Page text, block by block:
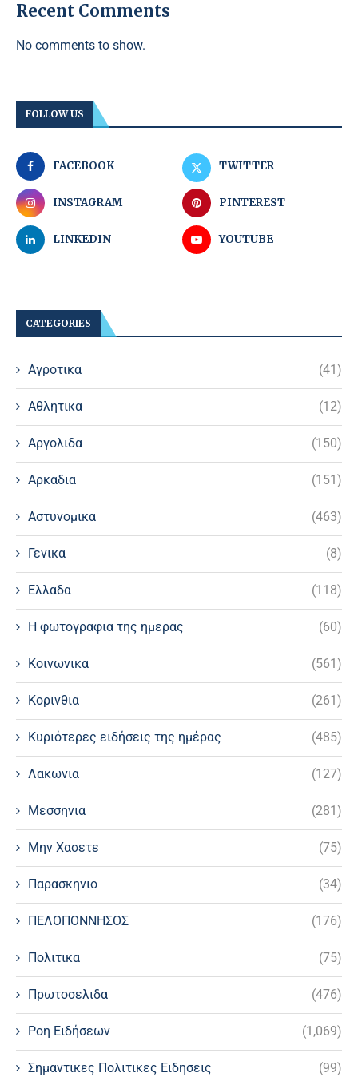
Recent Comments
No comments to show.
FOLLOW US
FACEBOOK TWITTER
INSTAGRAM PINTEREST
LINKEDIN YOUTUBE
CATEGORIES
Αγροτικα (41)
Αθλητικα (12)
Αργολιδα (150)
Αρκαδια (151)
Αστυνομικα (463)
Γενικα (8)
Ελλαδα (118)
Η φωτογραφια της ημερας (60)
Κοινωνικα (561)
Κορινθια (261)
Κυριότερες ειδήσεις της ημέρας (485)
Λακωνια (127)
Μεσσηνια (281)
Μην Χασετε (75)
Παρασκηνιο (34)
ΠΕΛΟΠΟΝΝΗΣΟΣ (176)
Πολιτικα (75)
Πρωτοσελιδα (476)
Ροη Ειδήσεων (1,069)
Σημαντικες Πολιτικες Ειδησεις (99)